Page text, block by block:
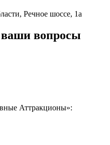
Речное шоссе, 1а
ваши вопросы
Аттракционы»: